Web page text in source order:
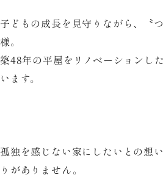
子どもの成長を見守りながら、〝
様。
築48年の平屋をリノベーションし
います。
孤独を感じない家にしたいとの想
りがありません。